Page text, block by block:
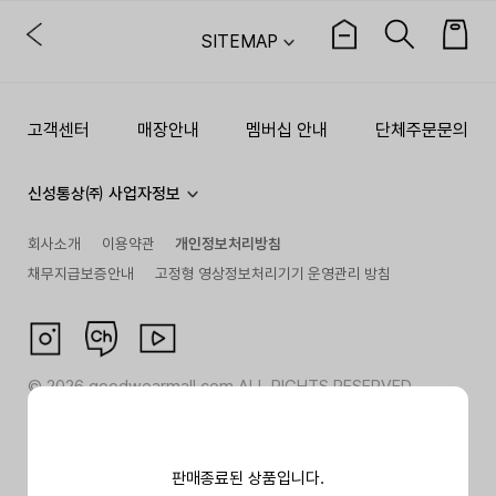
판매종료된 상품입니다.
SITEMAP
고객센터 매장안내 멤버십 안내 단체주문문의
신성통상㈜ 사업자정보
회사소개 이용약관
개인정보처리방침
채무지급보증안내
고정형 영상정보처리기기 운영관리 방침
©2026goodwearmall.com ALL RIGHTS RESERVED